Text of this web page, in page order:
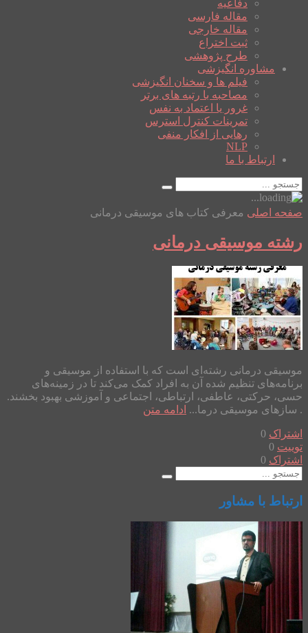
دفاعیه
مقاله فارسی
مقاله خارجی
ثبت اختراع
طرح پژوهشی
مشاوره انگیزشی
فیلم ها و سخنان انگیزشی
مصاحبه با رتبه های برتر
غرور یا اعتماد به نفس
تمرینات کنترل استرس
رهایی از افکار منفی
NLP
ارتباط با ما
صفحه اصلی معرفی کتاب های موسیقی درمانی
رشته موسیقی درمانی
موسیقی درمانی رشته‌ای است که با استفاده از موسیقی و
برنامه‌های تنظیم شده آن به افراد کمک می‌کند تا در زمینه‌های
حسی، حرکتی، عاطفی، ارتباطی، اجتماعی و آموزشی بهبود بخشند.
. سازهای موسیقی درما... ادامه متن
اشتراک 0
توییت 0
اشتراک 0
ارتباط با مشاور